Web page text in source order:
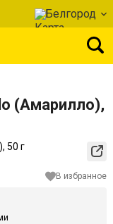
Белгород
(Амарилло),
В избранное